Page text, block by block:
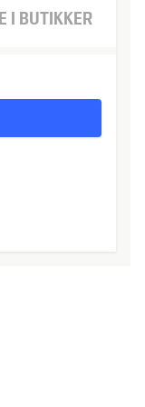
I BUTIKKER